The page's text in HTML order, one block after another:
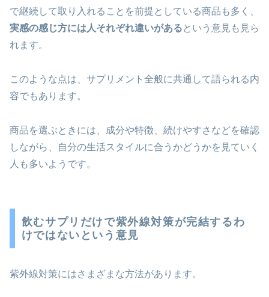
で継続して取り入れることを前提としている商品も多く、
実感の感じ方には人それぞれ違いがある という意見も見ら
れます。
このような点は、サプリメント全般に共通して語られる内
容でもあります。
商品を選ぶときには、成分や特徴、続けやすさなどを確認
しながら、自分の生活スタイルに合うかどうかを見ていく
人も多いようです。
飲むサプリだけで紫外線対策が完結するわ
けではないという意見
紫外線対策にはさまざまな方法があります。